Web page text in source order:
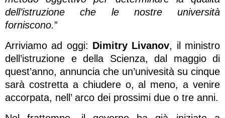
dell’istruzione che le nostre università
forniscono.”
Arriviamo ad oggi: Dimitry Livanov, il ministro
dell’istruzione e della Scienza, dal maggio di
quest’anno, annuncia che un’univesità su cinque
sarà costretta a chiudere o, al meno, a venire
accorpata, nell’ arco dei prossimi due o tre anni.